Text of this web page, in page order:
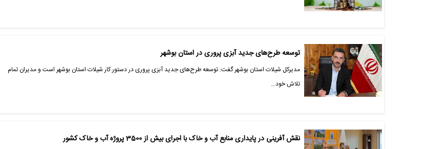
توسعه طرح‌های جدید آبزی پروری در استان بوشهر
مدیرکل شیلات استان بوشهر گفت: توسعه طرح‌های جدید آبزی پروری در دستور کار شیلات استان بوشهر است و مدیران تمام
تلاش خود…
نقش آفرینی در پایداری منابع آب و خاک با اجرای بیش از 3500 پروژه آب و خاک کشور